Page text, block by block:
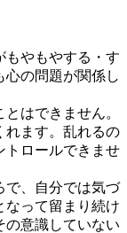
もやもやする・す
心の問題が関係し
はできません。
れます。乱れるの
トロールできませ
で、自分では気づ
なって留まり続け
の意識していない